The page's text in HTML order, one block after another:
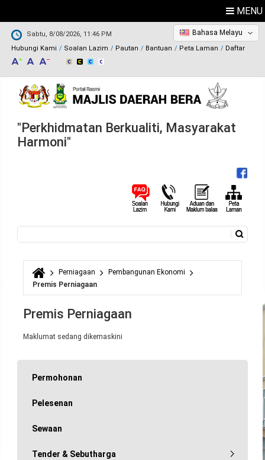
MENU
Sabtu, 8/08/2026, 11:46 PM
Hubungi Kami
Soalan Lazim Pautan Bantuan Peta Laman Daftar
Bahasa Melayu
"Perkhidmatan Berkualiti, Masyarakat
Harmoni"
Borang carian
Anda di sini
Perniagaan
Pembangunan Ekonomi
Premis Perniagaan
Premis Perniagaan
Maklumat sedang dikemaskini
Permohonan
Pelesenan
Sewaan
Tender & Sebutharga